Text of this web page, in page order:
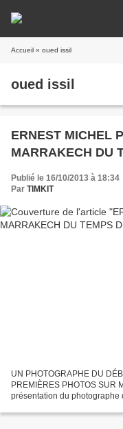
Accueil » oued issil
oued issil
ERNEST MICHEL
MARRAKECH DU
Publié le 16/10/2013 à 18:34
Par TIMKIT
UN PHOTOGRAPHE DU
PREMIÈRES PHOTOS SUR
présentation du photographe